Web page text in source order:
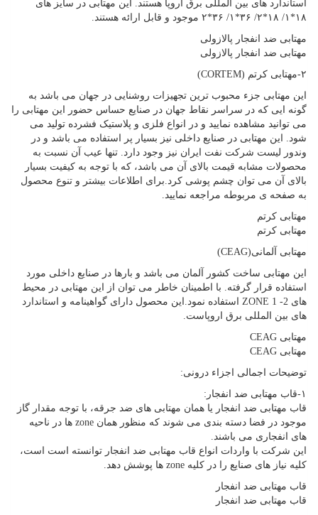
استاندارد های بین المللی برق اروپا هستند. این مهتابی در سایز های
۱۸*۱/ ۱۸*۲/ ۳۶*۱/ ۳۶*۲ موجود و قابل ارائه هستند.
مهتابی ضد انفجار پالازولی
مهتابی ضد انفجار پالازولی
۲-مهتابی کرتم (CORTEM)
این مهتابی جزء محبوب ترین تجهیزات روشنایی در جهان می باشد به
گونه ایی که در سراسر نقاط جهان در صنایع حساس حضور این مهتابی را
می توانید مشاهده نمایید و در انواع فلزی و پلاستیک فشرده تولید می
شود. این مهتابی در صنایع داخلی نیز بسیار پر استفاده می باشد و در
وندور لیست شرکت نفت ایران نیز وجود دارد. تنها عیب آن نسبت به
محصولات مشابه قیمت بالای آن می باشد، که با توجه به کیفیت بسیار
بالای آن می توان چشم پوشی کرد.برای اطلاعات بیشتر و تنوع محصول
به صفحه ی مربوطه مراجعه نمایید.
مهتابی کرتم
مهتابی کرتم
مهتابی آلمانی(CEAG)
این مهتابی ساخت کشور آلمان می باشد و بارها در صنایع داخلی مورد
استفاده قرار گرفته. با اطمینان خاطر می توان از این مهتابی در محیط
های ZONE 1 -2 استفاده نمود.این محصول دارای گواهینامه و استاندارد
های بین المللی برق اروپاست.
مهتابی CEAG
مهتابی CEAG
توضیحات اجمالی اجزاء درونی:
۱-قاب مهتابی ضد انفجار:
قاب مهتابی ضد انفجار یا همان مهتابی های ضد جرقه، با توجه مقدار گاز
موجود در فضا دسته بندی می شوند که منظور همان zone ها در ناحیه
های انفجاری می باشند.
این شرکت با واردات انواع قاب مهتابی ضد انفجار توانسته است است،
کلیه نیاز های صنایع را در کلیه zone ها پوشش دهد.
قاب مهتابی ضد انفجار
قاب مهتابی ضد انفجار